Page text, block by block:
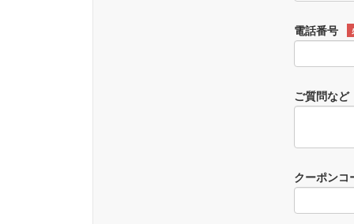
電話番号
ご質問など
クーポンコ